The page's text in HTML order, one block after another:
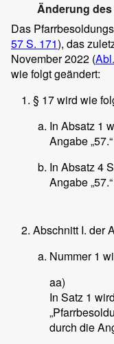
Änderung
Das
57 S. 171), das
November 2022 (
wie folgt geändert:
§ 17 wird wie
In Absatz 1
Angabe
In Absatz 4
Angabe
Abschnitt I. der
Nummer 1
aa)
In Satz 1
durch die